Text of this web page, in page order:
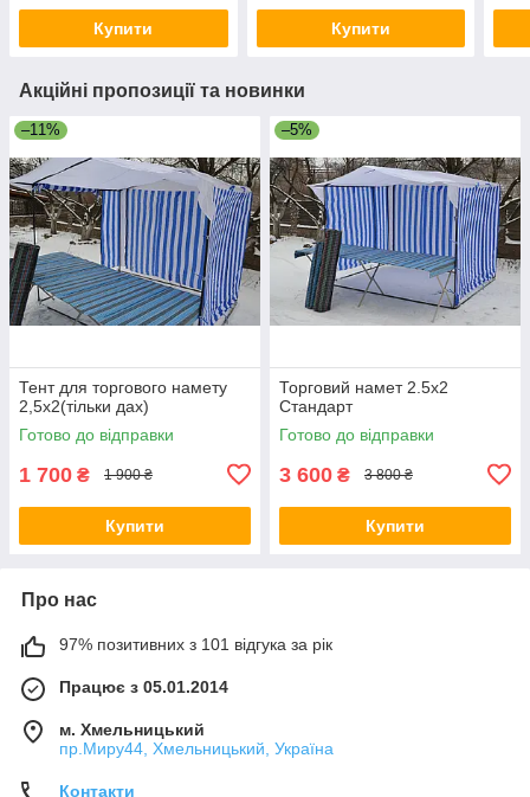
Купити Купити
Акційні пропозиції та новинки
–11%
Тент для торгового намету
2,5х2(тільки дах)
Готово до відправки
1 700 ₴ 1 900 ₴
Купити
–5%
Торговий намет 2.5х2
Стандарт
Готово до відправки
3 600 ₴ 3 800 ₴
Купити
Про нас
97% позитивних з 101 відгука за рік
Працює з 05.01.2014
м. Хмельницький
пр.Миру44, Хмельницький, Україна
Контакти